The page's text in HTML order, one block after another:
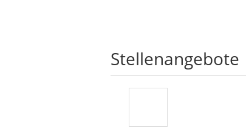
Stellenangebote